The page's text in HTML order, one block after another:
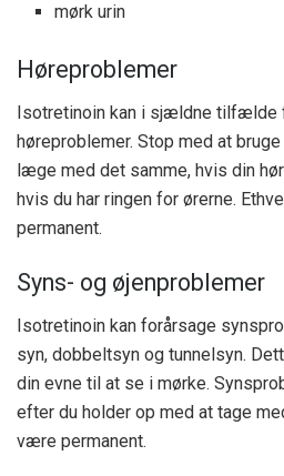
mørk urin
Høreproblemer
Isotretinoin kan i sjældne tilfælde
høreproblemer. Stop med at
læge med det samme, hvis din
hvis du har ringen for ørerne.
permanent.
Syns- og øjenproblemer
Isotretinoin kan forårsage
syn, dobbeltsyn og tunnelsyn.
din evne til at se i mørke.
efter du holder op med at tage
være permanent.